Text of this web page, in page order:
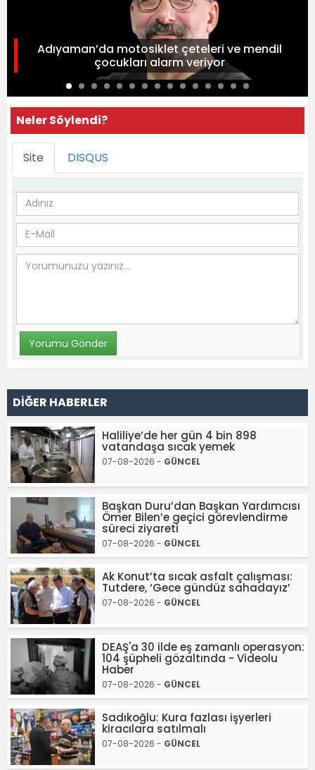
Adıyaman’da motosiklet çeteleri ve mendil
çocukları alarm veriyor
Neler Söylendi?
Site DISQUS
DİĞER HABERLER
Haliliye’de her gün 4 bin 898
vatandaşa sıcak yemek
07-08-2026 - GÜNCEL
Başkan Duru’dan Başkan Yardımcısı
Ömer Bilen’e geçici görevlendirme
süreci ziyareti
07-08-2026 - GÜNCEL
Ak Konut’ta sıcak asfalt çalışması:
Tutdere, ‘Gece gündüz sahadayız’
07-08-2026 - GÜNCEL
DEAŞ'a 30 ilde eş zamanlı operasyon:
104 şüpheli gözaltında - Videolu
Haber
07-08-2026 - GÜNCEL
Sadıkoğlu: Kura fazlası işyerleri
kiracılara satılmalı
07-08-2026 - GÜNCEL